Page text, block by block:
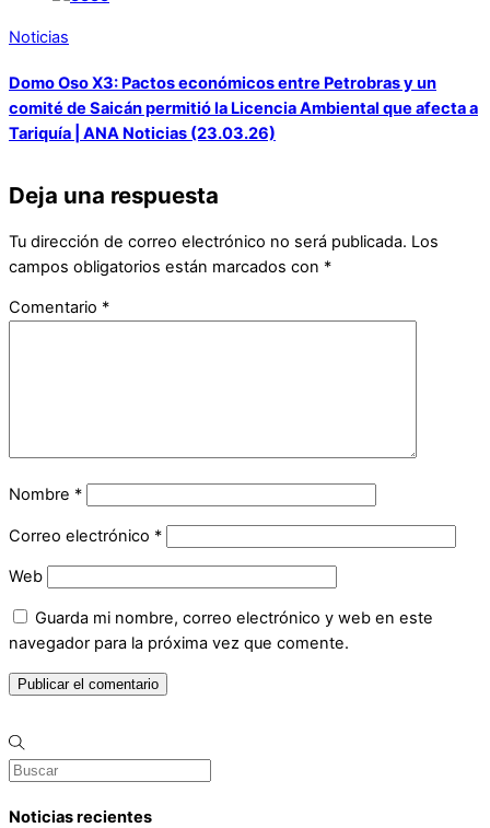
Noticias
Domo Oso X3: Pactos económicos entre Petrobras y un
comité de Saicán permitió la Licencia Ambiental que afecta a
Tariquía | ANA Noticias (23.03.26)
Deja una respuesta
Tu dirección de correo electrónico no será publicada. Los
campos obligatorios están marcados con *
Comentario *
Nombre *
Correo electrónico *
Web
Guarda mi nombre, correo electrónico y web en este
navegador para la próxima vez que comente.
Noticias recientes